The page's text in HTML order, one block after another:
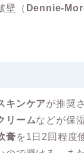
壁（ Dennie-
キンケアが推奨
リームなどが保
膏を1日2回程度